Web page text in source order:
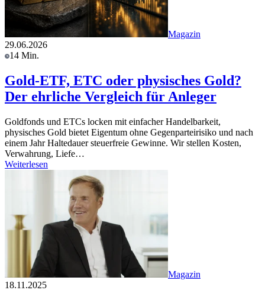
Magazin
29.06.2026
14 Min.
Gold-ETF, ETC oder physisches Gold?
Der ehrliche Vergleich für Anleger
Goldfonds und ETCs locken mit einfacher Handelbarkeit,
physisches Gold bietet Eigentum ohne Gegenparteirisiko und nach
einem Jahr Haltedauer steuerfreie Gewinne. Wir stellen Kosten,
Verwahrung, Liefe…
Weiterlesen
Magazin
18.11.2025